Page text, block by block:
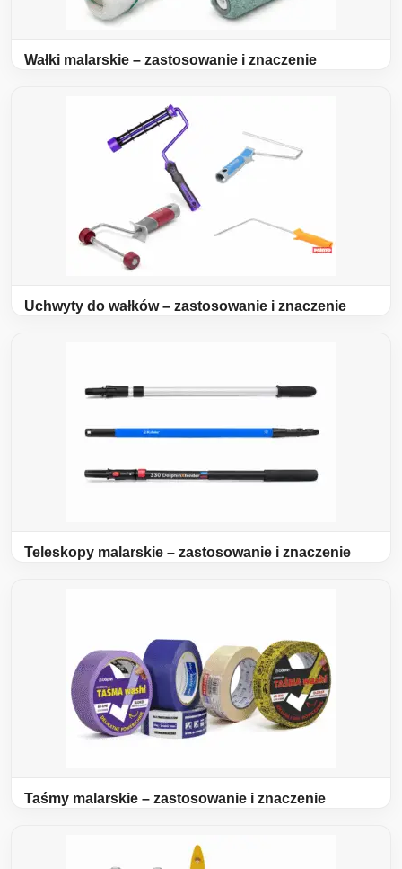
Wałki malarskie – zastosowanie i znaczenie
Uchwyty do wałków – zastosowanie i znaczenie
Teleskopy malarskie – zastosowanie i znaczenie
Taśmy malarskie – zastosowanie i znaczenie